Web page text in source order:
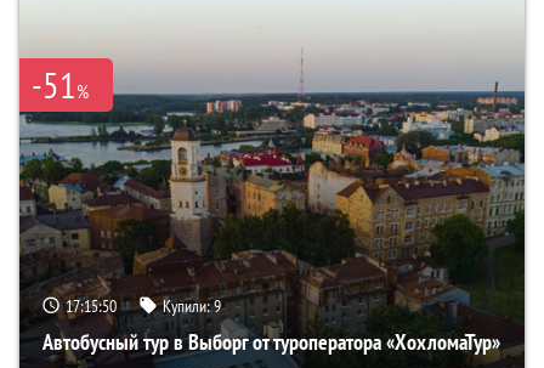
-51%
17:15:49 Купили:9
Автобусный тур в Выборг от туроператора «ХохломаТур»